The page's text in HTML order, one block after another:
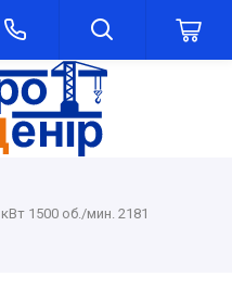
1500 об./мин. 2181